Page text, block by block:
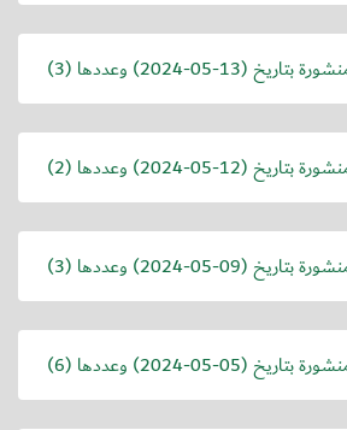
بتاريخ (2024-05-13) وعددها (3)
بتاريخ (2024-05-12) وعددها (2)
بتاريخ (2024-05-09) وعددها (3)
بتاريخ (2024-05-05) وعددها (6)